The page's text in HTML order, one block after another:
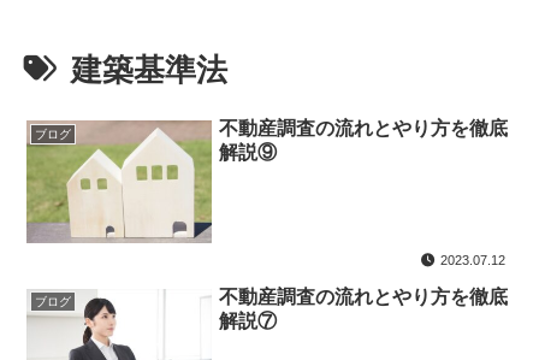
建築基準法
ブログ
不動産調査の流れとやり方を徹底
解説⑨
2023.07.12
ブログ
不動産調査の流れとやり方を徹底
解説⑦